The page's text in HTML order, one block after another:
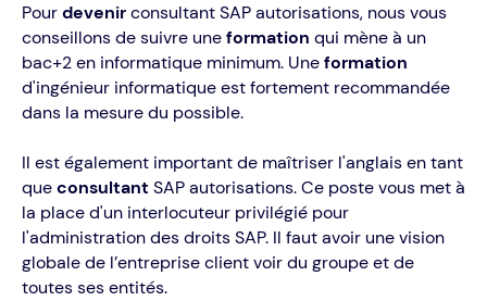
Pourdevenirconsultant SAP autorisations, nous vous
conseillons de suivre uneformation qui mène à un
bac+2 en informatique minimum. Uneformation
d'ingénieur informatique est fortement recommandée
dans la mesure du possible.
Il est également important de maîtriser l'anglais en tant
queconsultant SAP autorisations. Ce poste vous met à
la place d'un interlocuteur privilégié pour
l'administration des droits SAP. Il faut avoir une vision
globale de l’entreprise client voir du groupe et de
toutes ses entités.